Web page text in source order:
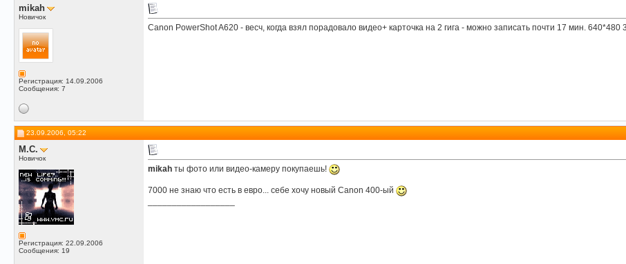
mikah
Новичок
Регистрация: 14.09.2006
Сообщения: 7
Canon PowerShot A620 - весч, когда взял порадовало видео+ карточка на 2 гига - можно записать почти 17 мин. 640*480
23.09.2006, 05:22
M.C.
Новичок
Регистрация: 22.09.2006
Сообщения: 19
mikah ты фото или видео-камеру покупаешь!
7000 не знаю что есть в евро... себе хочу новый Canon 400-ый